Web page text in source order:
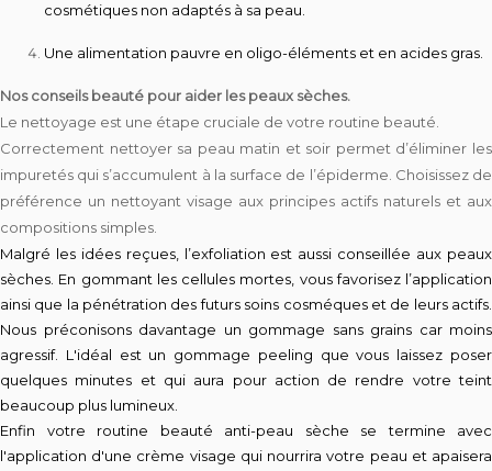
cosmétiques non adaptés à sa peau.
Une alimentation pauvre en oligo-éléments et en acides gras.
Nos conseils beauté pour aider les peaux sèches.
Le nettoyage est une étape cruciale de votre routine beauté.
Correctement nettoyer sa peau matin et soir permet d’éliminer les
impuretés qui s’accumulent à la surface de l’épiderme. Choisissez de
préférence un nettoyant visage aux principes actifs naturels et aux
compositions simples.
Malgré les idées reçues, l’exfoliation est aussi conseillée aux peaux
sèches. En gommant les cellules mortes, vous favorisez l’application
ainsi que la pénétration des futurs soins cosméques et de leurs actifs.
Nous préconisons davantage un gommage sans grains car moins
agressif. L'idéal est un gommage peeling que vous laissez poser
quelques minutes et qui aura pour action de rendre votre teint
beaucoup plus lumineux.
Enfin votre routine beauté anti-peau sèche se termine avec
l'application d'une crème visage qui nourrira votre peau et apaisera